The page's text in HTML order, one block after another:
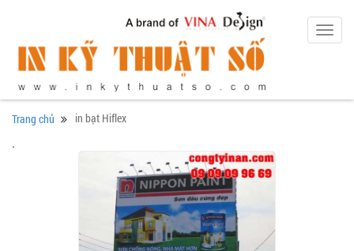
Trang chủ in bạt Hiflex
.